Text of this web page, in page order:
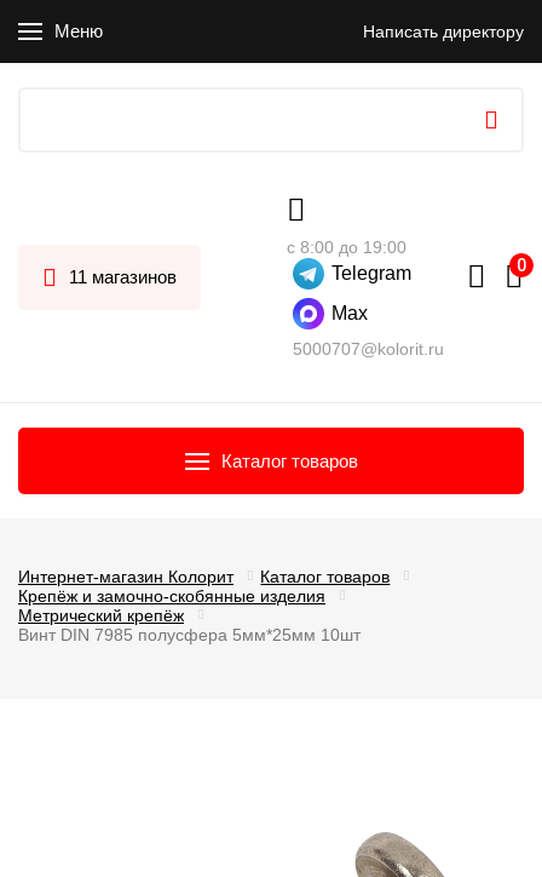
Меню Написать директору
11 магазинов
с 8:00 до 19:00
Telegram
Max
5000707@kolorit.ru
Каталог товаров
Интернет-магазин Колорит
Каталог товаров
Крепёж и замочно-скобянные изделия
Метрический крепёж
Винт DIN 7985 полусфера 5мм*25мм 10шт